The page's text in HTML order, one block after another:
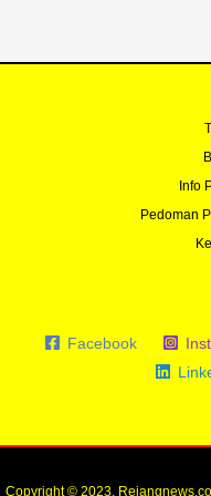
Info
Pedoman
Facebook
Copyright © 2023.